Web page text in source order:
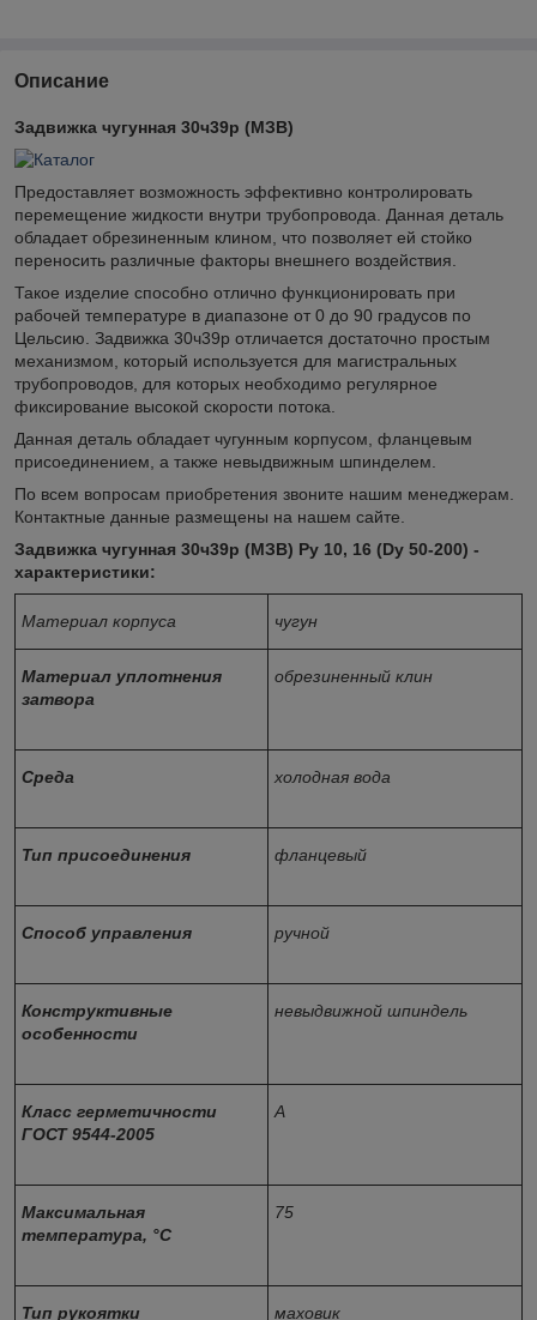
Описание
Задвижка чугунная 30ч39р (МЗВ)
Предоставляет возможность эффективно контролировать
перемещение жидкости внутри трубопровода. Данная деталь
обладает обрезиненным клином, что позволяет ей стойко
переносить различные факторы внешнего воздействия.
Такое изделие способно отлично функционировать при
рабочей температуре в диапазоне от 0 до 90 градусов по
Цельсию. Задвижка 30ч39р отличается достаточно простым
механизмом, который используется для магистральных
трубопроводов, для которых необходимо регулярное
фиксирование высокой скорости потока.
Данная деталь обладает чугунным корпусом, фланцевым
присоединением, а также невыдвижным шпинделем.
По всем вопросам приобретения звоните нашим менеджерам.
Контактные данные размещены на нашем сайте.
Задвижка чугунная 30ч39р (МЗВ) Ру 10, 16 (Dy 50-200) -
характеристики:
Материал корпуса чугун
Материал уплотнения
затвора
обрезиненный клин
Среда холодная вода
Тип присоединения фланцевый
Способ управления ручной
Конструктивные
особенности
невыдвижной шпиндель
Класс герметичности
ГОСТ 9544-2005
А
Максимальная
температура, °С
75
Тип рукоятки маховик